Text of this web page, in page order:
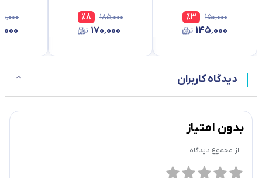
۱۵۰٬۰۰۰ %3
۱۴۵٬۰۰۰
۱۸۵٬۰۰۰ %8
۱۷۰٬۰۰۰
دیدگاه کاربران
بدون امتیاز
از مجموع دیدگاه